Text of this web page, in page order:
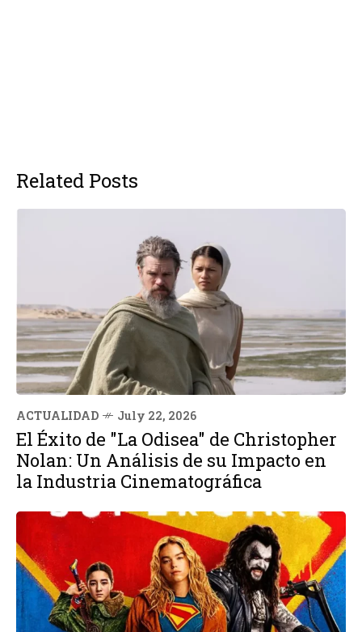
Related Posts
ACTUALIDAD July 22, 2026
El Éxito de "La Odisea" de Christopher
Nolan: Un Análisis de su Impacto en
la Industria Cinematográfica